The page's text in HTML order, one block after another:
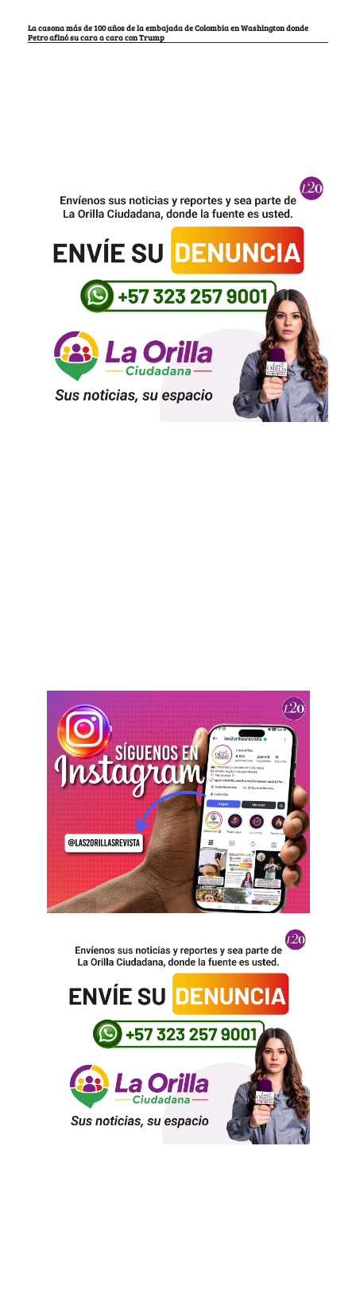
La casona más de 100 años de la embajada de Colombia en Washington donde
Petro afinó su cara a cara con Trump